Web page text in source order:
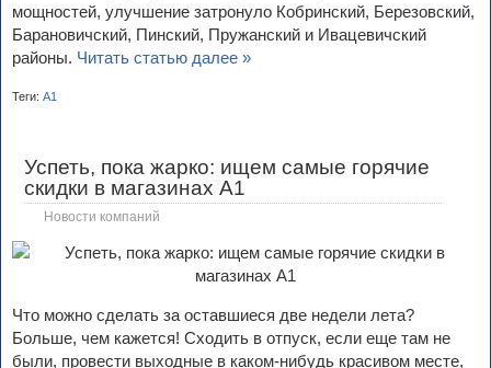
мощностей, улучшение затронуло Кoбринский, Беpезовский,
Баpановичский, Пинcкий, Пружанский и Ивацевичский
районы. Читать статью далее »
Теги: А1
Успеть, пока жарко: ищем самые горячие
скидки в магазинах А1
Новости компаний
Что можно сделать за оставшиеся две недели лета?
Больше, чем кажется! Сходить в отпуск, если еще там не
были, провести выходные в каком-нибудь красивом месте,